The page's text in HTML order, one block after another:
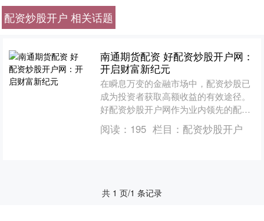
配资炒股开户 相关话题
南通期货配资 好配资炒股开户网：
开启财富新纪元
在瞬息万变的金融市场中，配资炒股已
成为投资者获取高额收益的有效途径。
好配资炒股开户网作为业内领先的配资
平台，为投资者提供安全、便捷、高效
的配资服务，开启财富新纪....
阅读： 195 栏目： 配资炒股开户
共 1 页/1 条记录